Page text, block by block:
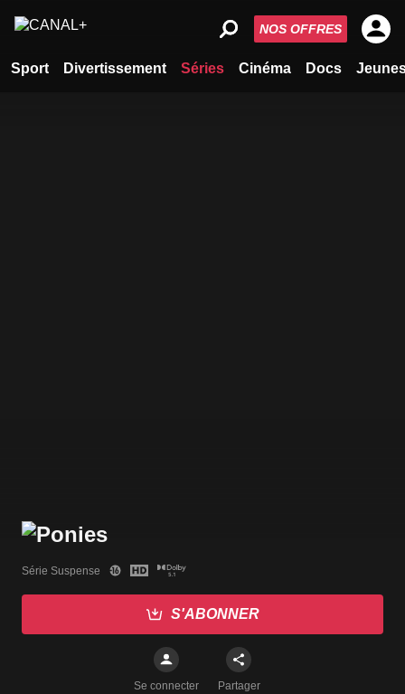
Sport Divertissement Séries Cinéma Docs
NOS OFFRES
Série Suspense
S'ABONNER
Se connecter Partager